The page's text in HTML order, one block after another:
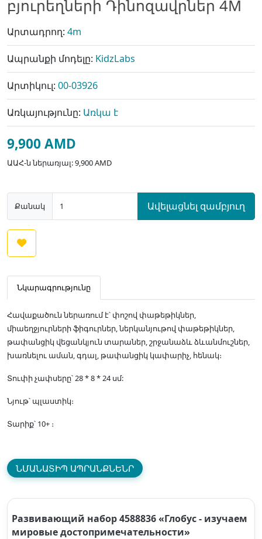
բյուրեղների Դինոզավրներ 4M
Արտադրող: 4m
Ապրանքի մոդելը: KidzLabs
Արտիկուլ: 00-03926
Առկայությունը: Առկա է
9,900 AMD
ԱԱՀ-ն ներառյալ: 9,900 AMD
Քանակ Ավելացնել զամբյուղ
Նկարագրությունը
Հավաքածուն ներառում է՝ փոշով փաթեթիկներ,
միաեղջյուրների ֆիգուրներ, ներկանյութով փաթեթիկներ,
թափանցիկ վեցանկյուն տարաներ, շրջանաձև ձևանմուշներ,
խառնելու աման, գդալ, թափանցիկ կափարիչ, հենակ։
Տուփի չափսերը՝ 28 * 8 * 24 սմ:
Նյութ՝ պլաստիկ։
Տարիք՝ 10+ ։
ՆՄԱՆԱՏԻՊ ԱՊՐԱՆՔՆԵՆՐ
Развивающий набор 4588836 «Глобус - изучаем
мировые достопримечательности»